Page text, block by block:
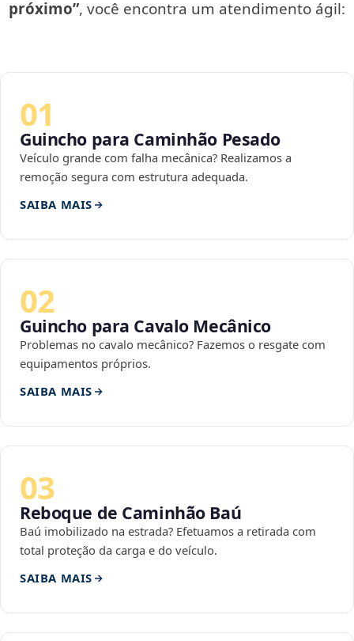
próximo”, você encontra um atendimento ágil:
01
Guincho para Caminhão Pesado
Veículo grande com falha mecânica? Realizamos a
remoção segura com estrutura adequada.
SAIBA MAIS
02
Guincho para Cavalo Mecânico
Problemas no cavalo mecânico? Fazemos o resgate com
equipamentos próprios.
SAIBA MAIS
03
Reboque de Caminhão Baú
Baú imobilizado na estrada? Efetuamos a retirada com
total proteção da carga e do veículo.
SAIBA MAIS